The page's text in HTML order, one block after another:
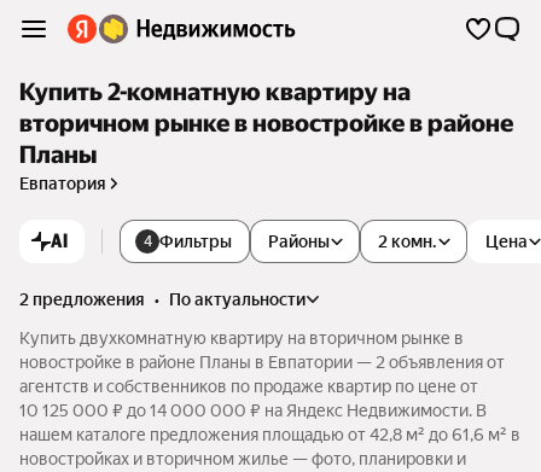
Купить 2-комнатную квартиру на
вторичном рынке в новостройке в районе
Планы
Евпатория
AI 4 Фильтры Цена
Районы 2 комн.
2 предложения •
по актуальности
Купить двухкомнатную квартиру на вторичном рынке в
новостройке в районе Планы в Евпатории — 2 объявления от
агентств и собственников по продаже квартир по цене от
10 125 000 ₽ до 14 000 000 ₽ на Яндекс Недвижимости. В
нашем каталоге предложения площадью от 42,8 м² до 61,6 м² в
новостройках и вторичном жилье — фото, планировки и